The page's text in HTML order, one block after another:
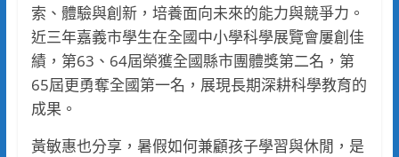
索、體驗與創新，培養面向未來的能力與競爭力。
近三年嘉義市學生在全國中小學科學展覽會屢創佳
績，第63、64屆榮獲全國縣市團體獎第二名，第
65屆更勇奪全國第一名，展現長期深耕科學教育的
成果。
黃敏惠也分享，暑假如何兼顧孩子學習與休閒，是